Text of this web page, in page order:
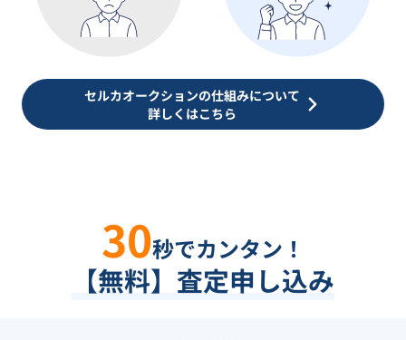
セルカオークションの仕組みについて
詳しくはこちら
30秒でカンタン！
【無料】査定申し込み